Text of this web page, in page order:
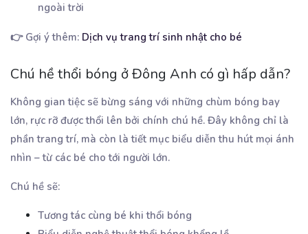
ngoài trời
👉 Gợi ý thêm: Dịch vụ trang trí sinh nhật cho bé
Chú hề thổi bóng ở Đông Anh có gì hấp dẫn?
Không gian tiệc sẽ bừng sáng với những chùm bóng bay
lớn, rực rỡ được thổi lên bởi chính chú hề. Đây không chỉ là
phần trang trí, mà còn là tiết mục biểu diễn thu hút mọi ánh
nhìn – từ các bé cho tới người lớn.
Chú hề sẽ:
Tương tác cùng bé khi thổi bóng